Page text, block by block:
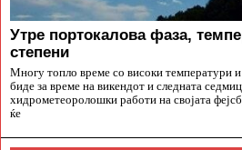
Утре портокалова фаза,
степени
Многу топло време со високи температури
биде за време на викендот и следната
хидрометеоролошки работи на својата
ќе